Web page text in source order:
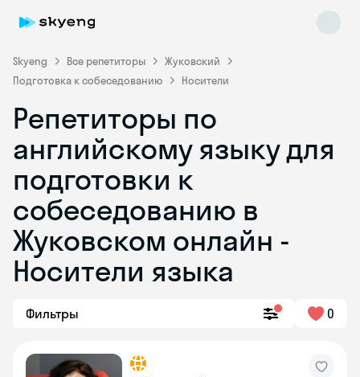
Skyeng Все репетиторы
Жуковский
Подготовка к собеседованию
Носители
Репетиторы по
английскому языку для
подготовки к
собеседованию в
Жуковском онлайн -
Носители языка
Фильтры 0
Skyeng Chat